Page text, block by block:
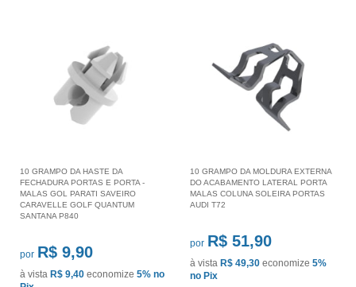
10 GRAMPO DA HASTE DA
FECHADURA PORTAS E PORTA -
MALAS GOL PARATI SAVEIRO
CARAVELLE GOLF QUANTUM
SANTANA P840
por R$ 9,90
à vista R$ 9,40 economize 5% no
10 GRAMPO DA MOLDURA EXTERNA
DO ACABAMENTO LATERAL PORTA
MALAS COLUNA SOLEIRA PORTAS
AUDI T72
por R$ 51,90
à vista R$ 49,30 economize 5%
no Pix